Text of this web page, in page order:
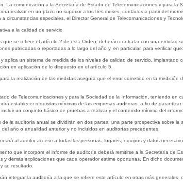
La comunicación a la Secretaría de Estado de Telecomunicaciones y para
realizar en un plazo no superior a los tres meses, contados a partir del
circunstancias especiales, el Director General de Telecomunicaciones y
a la calidad de servicio
que se refiere el artículo 2 de esta Orden, deberán contratar con una
publicadas o reportadas a lo largo del año y, en particular, para verificar que:
aplica un sistema de medida de los niveles de calidad de servicio,
en aplicación de lo dispuesto en el artículo 5.
la realización de las medidas asegura que el error cometido en la
de Telecomunicaciones y para la Sociedad de la Información, teniendo en
establecer requisitos mínimos de las empresas auditoras, a fin de
un conjunto básico de pruebas a realizar y el contenido mínimo del
de la auditoría anual se dividirán en dos partes: una parte prospectiva sobre
del año o anualidad anterior y no incluidos en auditorías precedentes.
al auditor acceso a todas las personas, lugares, equipos y datos
que incorpore el informe de auditoría deberá remitirse a la Secretaría de
y demás explicaciones que cada operador estime oportunas. En dicho
su resultado.
integrar la auditoría a la que se refiere este artículo en otras más